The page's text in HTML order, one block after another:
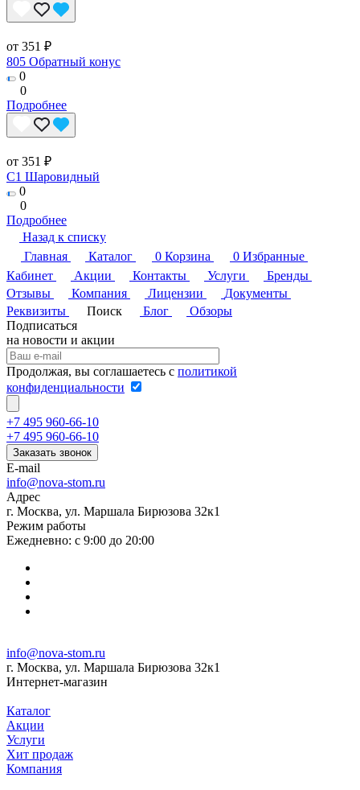
от 351 ₽
805 Обратный конус
0
0
Подробнее
от 351 ₽
C1 Шаровидный
0
0
Подробнее
Назад к списку
Главная
Каталог 0 Корзина 0 Избранные
Кабинет
Акции Контакты Услуги
Бренды
Отзывы
Компания Лицензии
Документы
Реквизиты
Поиск Блог
Обзоры
Подписаться
на новости и акции
Продолжая, вы соглашаетесь с политикой
конфиденциальности
+7 495 960-66-10
+7 495 960-66-10
Заказать звонок
E-mail
info@nova-stom.ru
Адрес
г. Москва, ул. Маршала Бирюзова 32к1
Режим работы
Ежедневно: с 9:00 до 20:00
info@nova-stom.ru
г. Москва, ул. Маршала Бирюзова 32к1
Интернет-магазин
Каталог
Акции
Услуги
Хит продаж
Компания